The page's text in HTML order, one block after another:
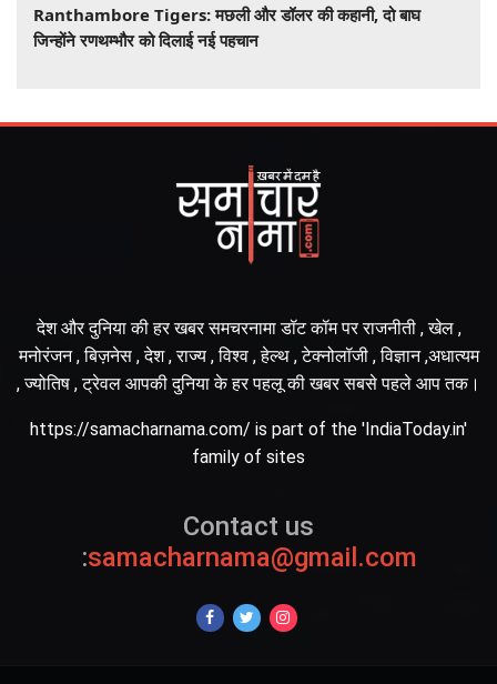
Ranthambore Tigers: मछली और डॉलर की कहानी, दो बाघ
जिन्होंने रणथम्भौर को दिलाई नई पहचान
देश और दुनिया की हर खबर समचरनामा डॉट कॉम पर राजनीती , खेल ,
मनोरंजन , बिज़नेस , देश , राज्य , विश्व , हेल्थ , टेक्नोलॉजी , विज्ञान ,अधात्यम
, ज्योतिष , ट्रेवल आपकी दुनिया के हर पहलू की खबर सबसे पहले आप तक।
https://samacharnama.com/ is part of the 'IndiaToday.in'
family of sites
Contact us
:samacharnama@gmail.com